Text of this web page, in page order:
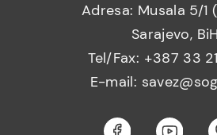
Adresa: Musala 5/1 (
Sarajevo, BiH
Tel/Fax: +387 33
E-mail: